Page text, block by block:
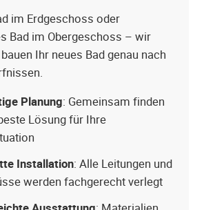
im Erdgeschoss oder
Bad im Obergeschoss – wir
Ihr neues Bad genau nach
Planung: Gemeinsam finden
Lösung für Ihre
Installation: Alle Leitungen und
werden fachgerecht verlegt